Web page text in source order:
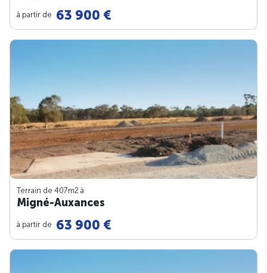
à partir de 63 900 €
Terrain de 407m2 à
Migné-Auxances
à partir de 63 900 €